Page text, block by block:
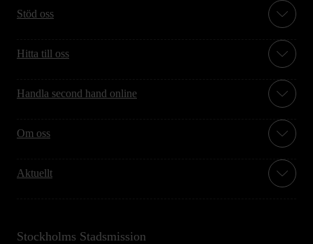
Stöd oss
Hitta till oss
Handla second hand online
Om oss
Aktuellt
Stockholms Stadsmission